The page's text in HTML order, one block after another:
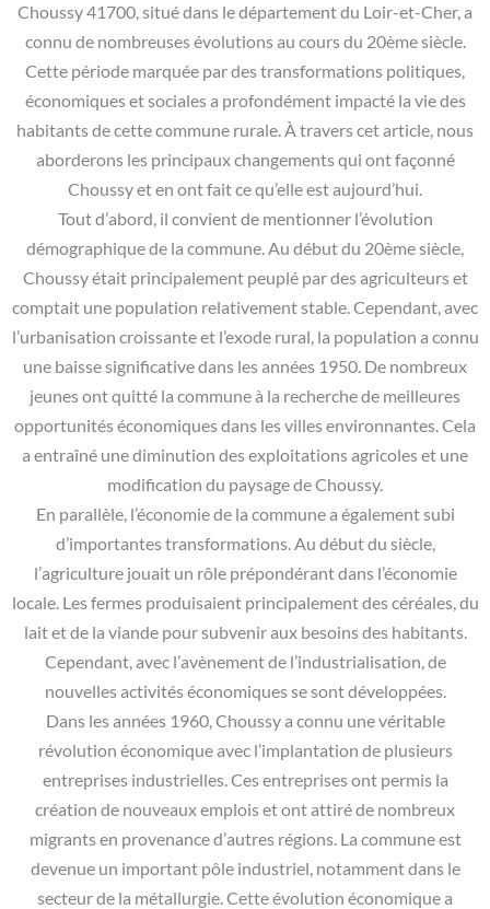
Choussy 41700, situé dans le département du Loir-et-Cher, a
connu de nombreuses évolutions au cours du 20ème siècle.
Cette période marquée par des transformations politiques,
économiques et sociales a profondément impacté la vie des
habitants de cette commune rurale. À travers cet article, nous
aborderons les principaux changements qui ont façonné
Choussy et en ont fait ce qu’elle est aujourd’hui.
Tout d’abord, il convient de mentionner l’évolution
démographique de la commune. Au début du 20ème siècle,
Choussy était principalement peuplé par des agriculteurs et
comptait une population relativement stable. Cependant, avec
l’urbanisation croissante et l’exode rural, la population a connu
une baisse significative dans les années 1950. De nombreux
jeunes ont quitté la commune à la recherche de meilleures
opportunités économiques dans les villes environnantes. Cela
a entraîné une diminution des exploitations agricoles et une
modification du paysage de Choussy.
En parallèle, l’économie de la commune a également subi
d’importantes transformations. Au début du siècle,
l’agriculture jouait un rôle prépondérant dans l’économie
locale. Les fermes produisaient principalement des céréales, du
lait et de la viande pour subvenir aux besoins des habitants.
Cependant, avec l’avènement de l’industrialisation, de
nouvelles activités économiques se sont développées.
Dans les années 1960, Choussy a connu une véritable
révolution économique avec l’implantation de plusieurs
entreprises industrielles. Ces entreprises ont permis la
création de nouveaux emplois et ont attiré de nombreux
migrants en provenance d’autres régions. La commune est
devenue un important pôle industriel, notamment dans le
secteur de la métallurgie. Cette évolution économique a